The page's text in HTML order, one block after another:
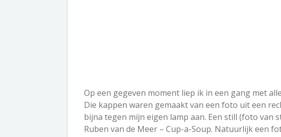
Op een gegeven moment liep ik in een gang met
Die kappen waren gemaakt van een foto uit een
bijna tegen mijn eigen lamp aan. Een still (foto van
Ruben van de Meer – Cup-a-Soup. Natuurlijk een